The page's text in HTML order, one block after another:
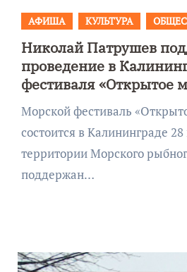
АФИША КУЛЬТУРА
Николай Патрушев
проведение в
фестиваля «Открытое
Морской фестиваль «Открытое море», который
состоится в Калининграде
территории Морского
поддержан…